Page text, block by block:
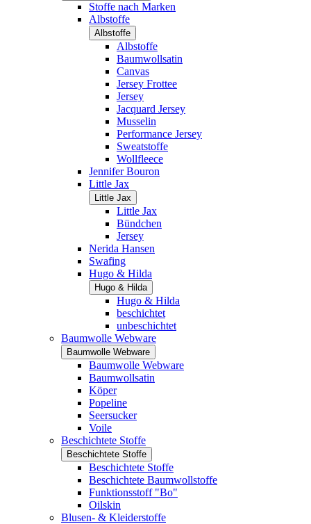
Stoffe nach Marken
Albstoffe
Albstoffe
Albstoffe
Baumwollsatin
Canvas
Jersey Frottee
Jersey
Jacquard Jersey
Musselin
Performance Jersey
Sweatstoffe
Wollfleece
Jennifer Bouron
Little Jax
Little Jax
Little Jax
Bündchen
Jersey
Nerida Hansen
Swafing
Hugo & Hilda
Hugo & Hilda
Hugo & Hilda
beschichtet
unbeschichtet
Baumwolle Webware
Baumwolle Webware
Baumwolle Webware
Baumwollsatin
Köper
Popeline
Seersucker
Voile
Beschichtete Stoffe
Beschichtete Stoffe
Beschichtete Stoffe
Beschichtete Baumwollstoffe
Funktionsstoff "Bo"
Oilskin
Blusen- & Kleiderstoffe